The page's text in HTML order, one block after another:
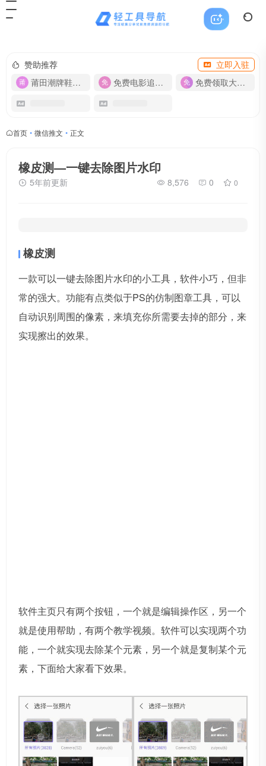
赞助推荐
立即入驻
莆田潮牌鞋服-货源
免费电影追剧APP 免费领取大流量卡【500G】
首页 • 微信推文 • 正文
橡皮测—一键去除图片水印
5年前更新 8,576 0 0
橡皮测
一款可以一键去除图片水印的小工具，软件小巧，但非
常的强大。功能有点类似于PS的仿制图章工具，可以
自动识别周围的像素，来填充你所需要去掉的部分，来
实现擦出的效果。
软件主页只有两个按钮，一个就是编辑操作区，另一个
就是使用帮助，有两个教学视频。软件可以实现两个功
能，一个就实现去除某个元素，另一个就是复制某个元
素，下面给大家看下效果。